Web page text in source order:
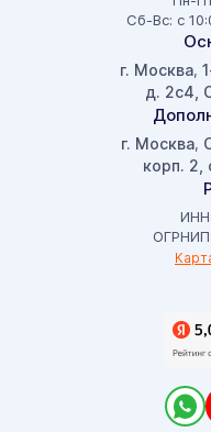
Сб-Вс: с
г. Москва,
д. 2с4,
г. Москва,
корп.